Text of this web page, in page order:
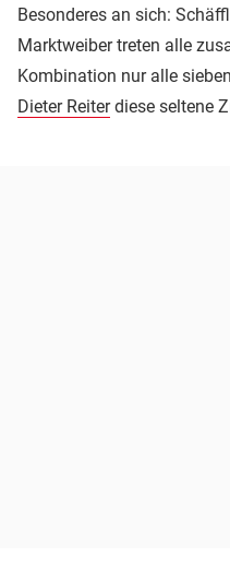
Besonderes an sich:
Marktweiber treten alle
Kombination nur alle
Dieter Reiterdiese seltene